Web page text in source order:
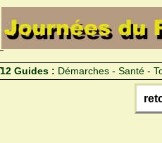
12 Guides : Démarches - Santé -